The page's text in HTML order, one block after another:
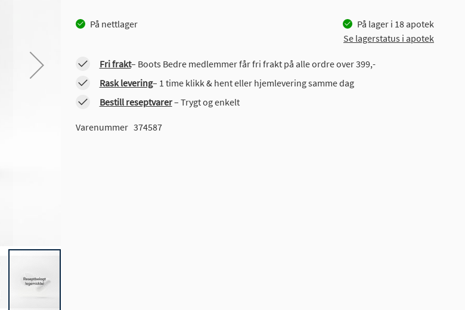
På nettlager På lager i 18apotek
Se lagerstatus i apotek
Fri frakt– Boots Bedre medlemmer får fri frakt på alle ordre over 399,-
Rask levering– 1 time klikk & hent eller hjemlevering samme dag
Bestill reseptvarer– Trygt og enkelt
Varenummer 374587